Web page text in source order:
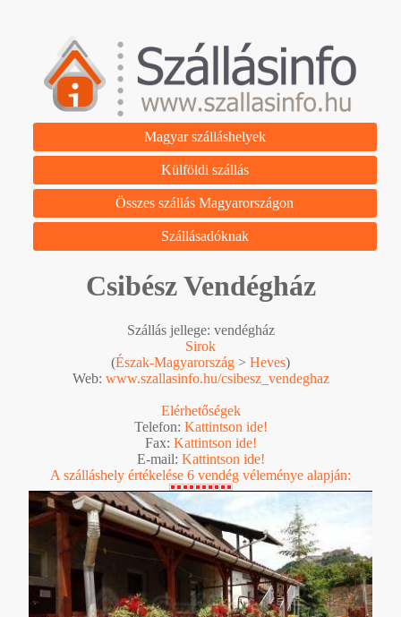
Magyar szálláshelyek
Külföldi szállás
Összes szállás Magyarországon
Szállásadóknak
Csibész Vendégház
Szállás jellege: vendégház
Sirok
(Észak-Magyarország > Heves)
Web: www.szallasinfo.hu/csibesz_vendeghaz
Elérhetőségek
Telefon: Kattintson ide!
Fax: Kattintson ide!
E-mail: Kattintson ide!
A szálláshely értékelése 6 vendég véleménye alapján: